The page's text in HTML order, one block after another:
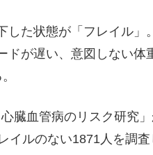
た状態が「フレイル」
が遅い、意図しない体
臓血管病のリスク研究
ルのない1871人を調査